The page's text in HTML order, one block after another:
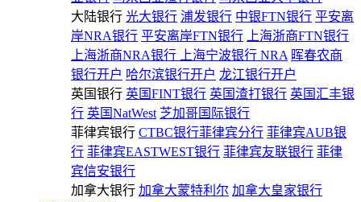
大陆银行 光大银行 浦发银行 中银FTN银行 平安离
岸NRA银行 平安离岸FTN银行
上海浙商FTN银行
上海浙商NRA银行
上海宁波银行 NRA 晖春农商
银行开户 哈尔滨银行开户 龙江银行开户
英国银行 英国FINT银行 英国渣打银行 英国汇丰银
行 英国NatWest 芝加哥国际银行
菲律宾银行 CTBC银行菲律宾分行 菲律宾AUB银
行 菲律宾EASTWEST银行 菲律宾友联银行 菲律
宾信安银行
加拿大银行 加拿大蒙特利尔 加拿大皇家银行